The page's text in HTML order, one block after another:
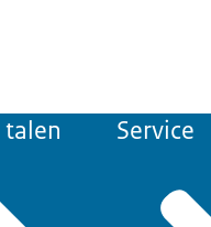
Service